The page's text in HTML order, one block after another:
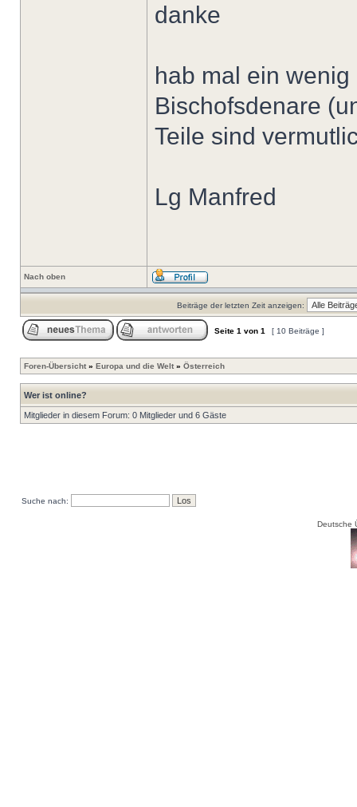
danke
hab mal ein
Bischofsdenare
Teile sind
Lg Manfred
Nach oben
Beiträge der letzten Zeit anzeigen:
Seite 1 von 1 [ 10 Beiträge ]
Foren-Übersicht » Europa und die Welt » Österreich
Wer ist online?
Mitglieder in diesem Forum: 0 Mitglieder und 6 Gäste
Suche nach:
Deutsche